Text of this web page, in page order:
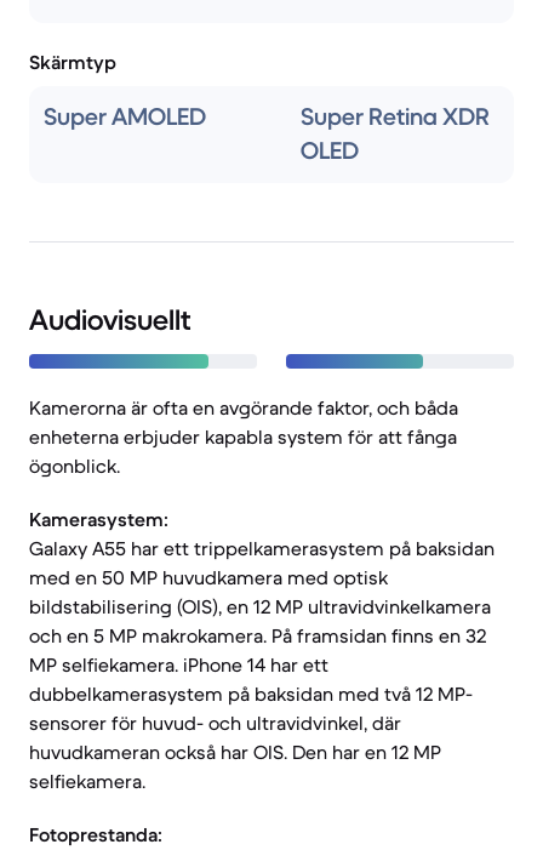
Skärmtyp
Super AMOLED
Super Retina XDR
OLED
Audiovisuellt
Kamerorna är ofta en avgörande faktor, och båda
enheterna erbjuder kapabla system för att fånga
ögonblick.
Kamerasystem:
Galaxy A55 har ett trippelkamerasystem på baksidan
med en 50 MP huvudkamera med optisk
bildstabilisering (OIS), en 12 MP ultravidvinkelkamera
och en 5 MP makrokamera. På framsidan finns en 32
MP selfiekamera. iPhone 14 har ett
dubbelkamerasystem på baksidan med två 12 MP-
sensorer för huvud- och ultravidvinkel, där
huvudkameran också har OIS. Den har en 12 MP
selfiekamera.
Fotoprestanda: